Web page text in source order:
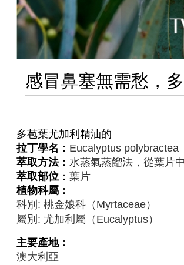
感冒鼻塞無需愁，
多苞葉尤加利精油的
拉丁學名： Eucalyptus polybractea
萃取方法：水蒸氣蒸餾法，從葉片
萃取部位 ：葉片
植物科屬：
科別: 桃金娘科（Myrtaceae）
屬別: 尤加利屬（Eucalyptus）
主要產地：
澳大利亞